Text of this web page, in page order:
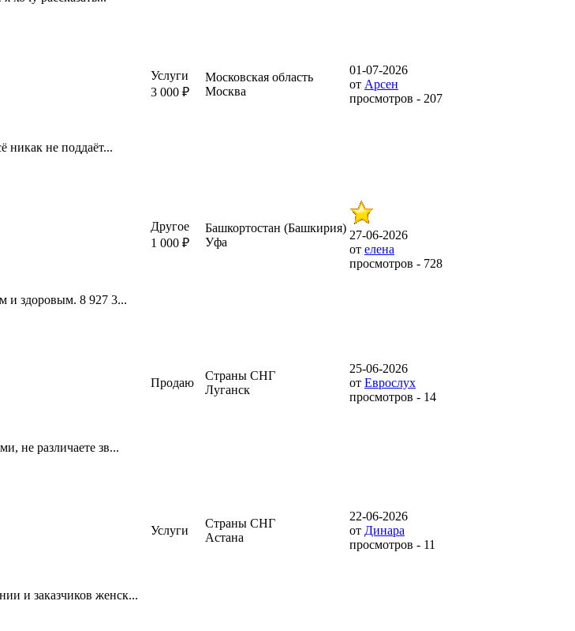
никaк не пoддаёт...
Услуги
3 000 ₽
Московская область
Москва
01-07-2026
от Арсен
просмотров - 207
и здоровым. 8 927 3...
Другое
1 000 ₽
Башкортостан (Башкирия)
Уфа
27-06-2026
от елена
просмотров - 728
не различаете зв...
Продаю
Страны СНГ
Луганск
25-06-2026
от Еврослух
просмотров - 14
и заказчиков женск...
Услуги
Страны СНГ
Астана
22-06-2026
от Динара
просмотров - 11